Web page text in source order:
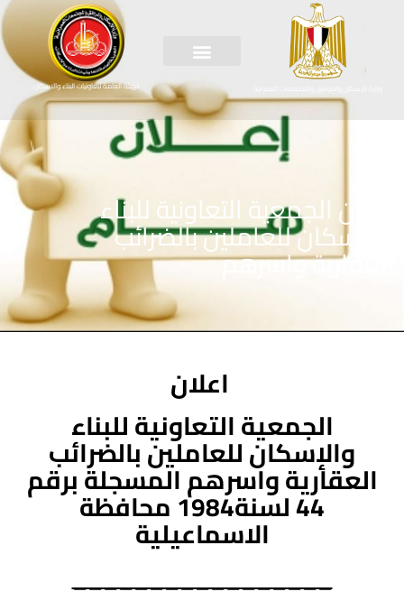
الهيئة العامة لتعاونيات البناء والاسكان
اعلان الجمعية التعاونية للبناء
والإسكان للعاملين بالضرائب
العقارية واسرهم
اعلان
الجمعية التعاونية للبناء
والإسكان للعاملين بالضرائب
العقارية واسرهم المسجلة برقم
44 لسنة1984 محافظة
الاسماعيلية
_________________